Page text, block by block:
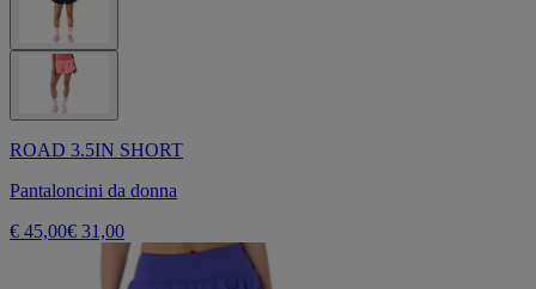
ROAD 3.5IN SHORT
Pantaloncini da donna
€ 45,00€ 31,00